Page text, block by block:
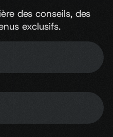
des conseils, des
exclusifs.